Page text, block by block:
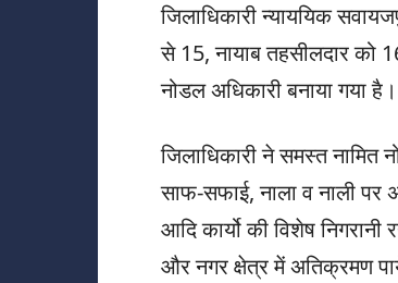
जिलाधिकारी न्याययिक
से 15, नायाब तहसीलदार को
नोडल अधिकारी बनाया गया है।
जिलाधिकारी ने समस्त नामित
साफ-सफाई, नाला व नाली पर
आदि कार्यो की विशेष
और नगर क्षेत्र में अतिक्रमण